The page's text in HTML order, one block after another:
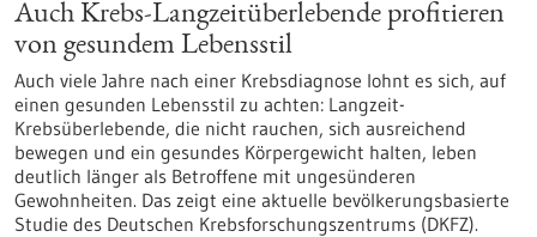
Auch Krebs-Langzeitüberlebende profitieren
von gesundem Lebensstil
Auch viele Jahre nach einer Krebsdiagnose lohnt es sich, auf
einen gesunden Lebensstil zu achten: Langzeit-
Krebsüberlebende, die nicht rauchen, sich ausreichend
bewegen und ein gesundes Körpergewicht halten, leben
deutlich länger als Betroffene mit ungesünderen
Gewohnheiten. Das zeigt eine aktuelle bevölkerungsbasierte
Studie des Deutschen Krebsforschungszentrums (DKFZ).